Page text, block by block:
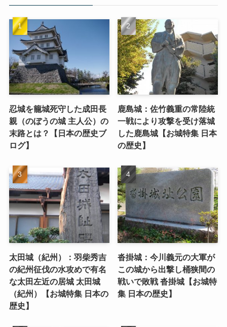
忍城を籠城死守した成田長
親（のぼうの城 主人公）の
末路とは？【日本の歴史ブ
ログ】
鹿島城：佐竹義重の常陸統
一戦により攻撃を受け落城
した鹿島城【お城特集 日本
の歴史】
太田城（紀州）：羽柴秀吉
の紀州征伐の水攻めで有名
な太田左近の居城 太田城
（紀州）【お城特集 日本の
歴史】
沓掛城：今川義元の大軍が
この城から出撃し桶狭間の
戦いで敗戦 沓掛城【お城特
集 日本の歴史】